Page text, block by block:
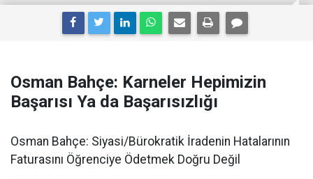
Osman Bahçe: Karneler Hepimizin
Başarısı Ya da Başarısızlığı
Osman Bahçe: Siyasi/Bürokratik İradenin Hatalarının
Faturasını Öğrenciye Ödetmek Doğru Değil